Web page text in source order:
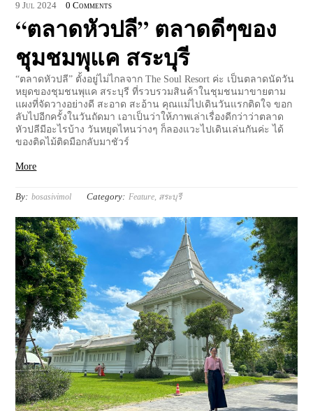
9 Jul 2024 0 Comments
“ตลาดหัวปลี” ตลาดดีๆของ
ชุมชมพุแค สระบุรี
“ตลาดหัวปลี” ตั้งอยู่ไม่ไกลจาก The Soul Resort ค่ะ เป็นตลาดนัดวัน
หยุดของชุมชนพุแค สระบุรี ที่รวบรวมสินค้าในชุมชนมาขายตาม
แผงที่จัดวางอย่างดี สะอาด สะอ้าน คุณแม่ไปเดินวันแรกติดใจ ขอก
ลับไปอีกครั้งในวันถัดมา เอาเป็นว่าให้ภาพเล่าเรื่องดีกว่าว่าตลาด
หัวปลีมีอะไรบ้าง วันหยุดไหนว่างๆ ก็ลองแวะไปเดินเล่นกันค่ะ ได้
ของติดไม้ติดมือกลับมาชัวร์
More
By: bosasivimol Category: Feature, สระบุรี